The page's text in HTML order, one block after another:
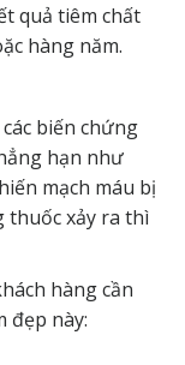
quả tiêm chất
hàng năm.
biến chứng
hạn như
mạch máu bị
thuốc xảy ra thì
hàng cần
đẹp này: